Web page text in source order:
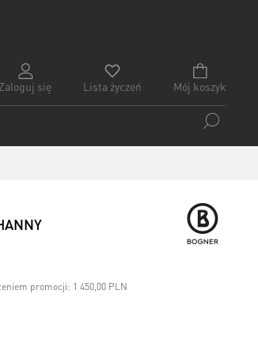
Zaloguj się Mój koszyk
Lista życzeń
promocji: 1 450,00 PLN